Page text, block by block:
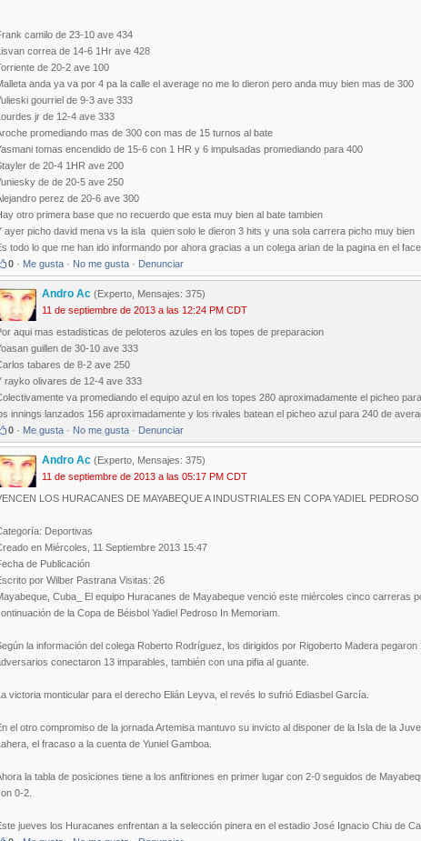
camilo de 23-10 ave 434
correa de 14-6 1Hr ave 428
de 20-2 ave 100
anda ya va por 4 pa la calle el average no me lo dieron pero anda muy bien mas de 300
gourriel de 9-3 ave 333
jr de 12-4 ave 333
promediando mas de 300 con mas de 15 turnos al bate
tomas encendido de 15-6 con 1 HR y 6 impulsadas promediando para 400
de 20-4 1HR ave 200
de de 20-5 ave 250
perez de 20-6 ave 300
otro primera base que no recuerdo que esta muy bien al bate tambien
ayer picho david mena vs la isla quien solo le dieron 3 hits y una sola carrera picho muy bien
todo lo que me han ido informando por ahora gracias a un colega arian de la pagina en el
0 · Me gusta · No me gusta · Denunciar
Andro Ac (Experto, Mensajes: 375)
11 de septiembre de 2013 a las 12:24 PM CDT
aqui mas estadisticas de peloteros azules en los topes de preparacion
guillen de 30-10 ave 333
tabares de 8-2 ave 250
rayko olivares de 12-4 ave 333
va promediando el equipo azul en los topes 280 aproximadamente el picheo
innings lanzados 156 aproximadamente y los rivales batean el picheo azul para 240 de
0 · Me gusta · No me gusta · Denunciar
Andro Ac (Experto, Mensajes: 375)
11 de septiembre de 2013 a las 05:17 PM CDT
LOS HURACANES DE MAYABEQUE A INDUSTRIALES EN COPA YADIEL
Deportivas
en Miércoles, 11 Septiembre 2013 15:47
de Publicación
por Wilber Pastrana Visitas: 26
Cuba_ El equipo Huracanes de Mayabeque venció este miércoles cinco carreras
de la Copa de Béisbol Yadiel Pedroso In Memoriam.
la información del colega Roberto Rodríguez, los dirigidos por Rigoberto Madera
conectaron 13 imparables, también con una pifia al guante.
victoria monticular para el derecho Elián Leyva, el revés lo sufrió Ediasbel García.
el otro compromiso de la jornada Artemisa mantuvo su invicto al disponer de la Isla de la
el fracaso a la cuenta de Yuniel Gamboa.
la tabla de posiciones tiene a los anfitriones en primer lugar con 2-0 seguidos de
0-2.
jueves los Huracanes enfrentan a la selección pinera en el estadio José Ignacio Chiu de